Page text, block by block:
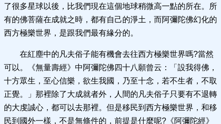
了很多星球以後，比我們現在這個地球稍微高一點的所在。所
有的佛菩薩在成就之時，都有自己的淨土，而阿彌陀佛幻化的
西方極樂世界，是跟我們最有緣分的。
在紅塵中的凡夫俗子能有機會去往西方極樂世界嗎?當然
可以。《無量壽經》中阿彌陀佛四十八願曾云：「設我得佛，
十方眾生，至心信樂，欲生我國，乃至十念，若不生者，不取
正覺。」那裡除了大成就者外，人間的凡夫俗子只要有不退轉
的大虔誠心，都可以去那裡。但是移民到西方極樂世界，和移
民到國外一樣，不是無條件的，前提是什麼呢?《阿彌陀經》